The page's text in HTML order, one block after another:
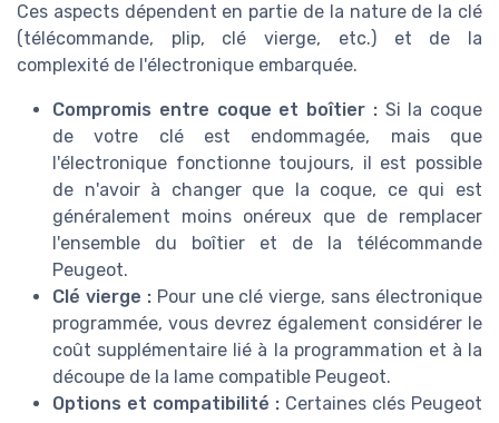
Ces aspects dépendent en partie de la nature de la clé
(télécommande, plip, clé vierge, etc.) et de la
complexité de l'électronique embarquée.
Compromis entre coque et boîtier :Si la coque
de votre clé est endommagée, mais que
l'électronique fonctionne toujours, il est possible
de n'avoir à changer que la coque, ce qui est
généralement moins onéreux que de remplacer
l'ensemble du boîtier et de la télécommande
Peugeot.
Clé vierge :Pour une clé vierge, sans électronique
programmée, vous devrez également considérer le
coût supplémentaire lié à la programmation et à la
découpe de la lame compatible Peugeot.
Options et compatibilité : Certaines clés Peugeot